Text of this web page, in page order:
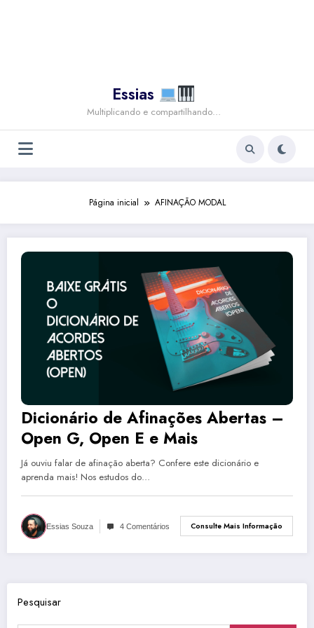
Essias
Multiplicando e compartilhando…
Página inicial AFINAÇÃO MODAL
Dicionário de Afinações Abertas –
Open G, Open E e Mais
Já ouviu falar de afinação aberta? Confere este dicionário e
aprenda mais! Nos estudos do…
Essias Souza 4 Comentários Consulte Mais Informação
Pesquisar